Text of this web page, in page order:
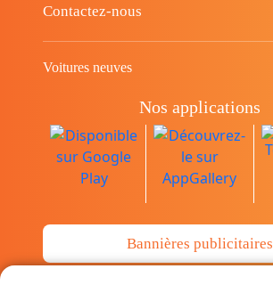
Contactez-nous
Voitures neuves
Nos applications
Bannières publicitaires